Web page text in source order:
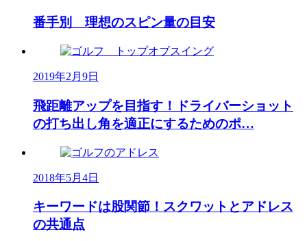
番手別 理想のスピン量の目安
2019年2月9日
飛距離アップを目指す！ドライバーショット
の打ち出し角を適正にするためのポ…
2018年5月4日
キーワードは股関節！スクワットとアドレス
の共通点